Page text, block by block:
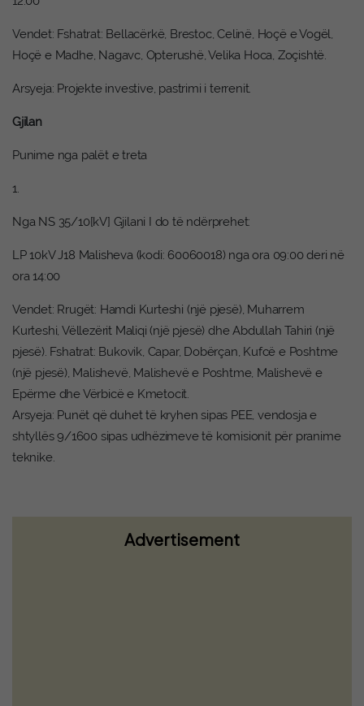
Vendet: Fshatrat: Bellacërkë, Brestoc, Celinë, Hoçë e Vogël,
Hoçë e Madhe, Nagavc, Opterushë, Velika Hoca, Zoçishtë.
Arsyeja: Projekte investive, pastrimi i terrenit.
Gjilan
Punime nga palët e treta
1.
Nga NS 35/10[kV] Gjilani I do të ndërprehet:
LP 10kV J18 Malisheva (kodi: 60060018) nga ora 09:00 deri në
ora 14:00
Vendet: Rrugët: Hamdi Kurteshi (një pjesë), Muharrem
Kurteshi, Vëllezërit Maliqi (një pjesë) dhe Abdullah Tahiri (një
pjesë). Fshatrat: Bukovik, Capar, Dobërçan, Kufcë e Poshtme
(një pjesë), Malishevë, Malishevë e Poshtme, Malishevë e
Epërme dhe Vërbicë e Kmetocit.
Arsyeja: Punët që duhet të kryhen sipas PEE, vendosja e
shtyllës 9/1600 sipas udhëzimeve të komisionit për pranime
teknike.
Advertisement